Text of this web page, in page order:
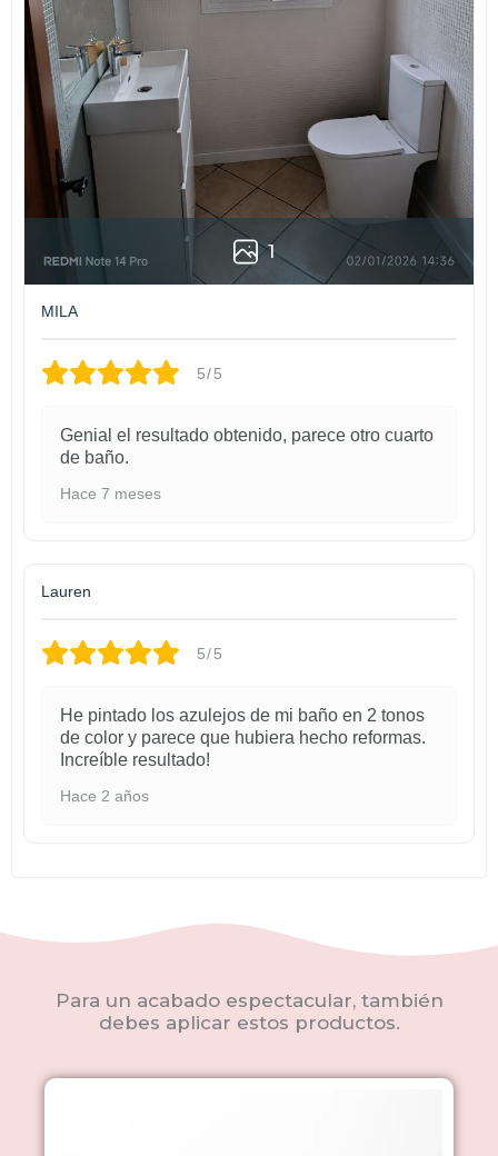
resistencia completa se obtiene al mes
Tienes que tener especial cuidado con las zonas que tienen
residuos de silicona (juntas de bañera, lavabo, perfiles de aluminio
de mamparas…) puesto que, aunque no se aprecia quedan restos y
estos imposibilitan el agarre de la pintura por ello hay que lijar bien
la zona a tratar.
* Evita la humedad los dos primeros días, pero ten mucho cuidado
con los golpes y roces. Una vez pasen esas tres semanas el
esmalte tendrá la dureza necesaria para que no quede ninguna
marca en tu renovado baño o en tu redecorada cocina.
1
MILA
5/5
Genial el resultado obtenido, parece otro cuarto
de baño.
Hace 7 meses
Lauren
5/5
He pintado los azulejos de mi baño en 2 tonos
de color y parece que hubiera hecho reformas.
Increíble resultado!
Hace 2 años
Para un acabado espectacular, también
debes aplicar estos productos.